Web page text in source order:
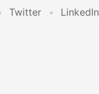
Twitter LinkedIn